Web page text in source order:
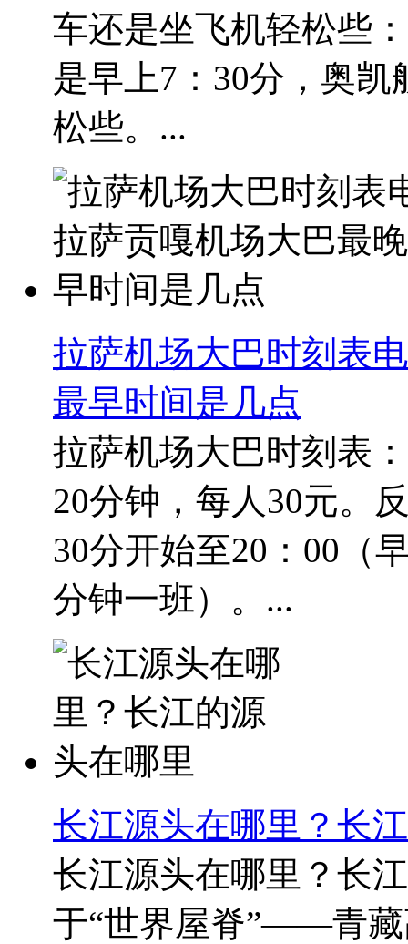
车还是坐飞机轻松些
是早上7：30分，奥凯
松些。...
拉萨机场大巴时刻表
最早时间是几点
拉萨机场大巴时刻表
20分钟，每人30元。
30分开始至20：00（
分钟一班）。...
长江源头在哪里？长
长江源头在哪里？长
于“世界屋脊”——青藏